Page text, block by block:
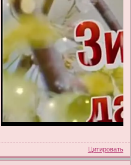
Цитировать